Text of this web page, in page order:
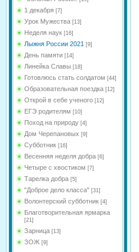
1 декабря [7]
Урок Мужества [13]
Неделя наук [16]
Лыжня России 2021 [9]
День памяти [14]
Линейка Славы [18]
Готовлюсь стать солдатом [44]
Образовательная поездка [12]
Открой в себе ученого [12]
ЕГЭ родителям [10]
Поход на природу [4]
Дом Черепановых [9]
Субботник [16]
Весенняя неделя добра [6]
Четыре с хвостиком [7]
Тарелка добра [5]
"Доброе дело класса" [31]
Волонтерский субботник [4]
Благотворительная ярмарка
[21]
Зарница [13]
ЗОЖ [9]